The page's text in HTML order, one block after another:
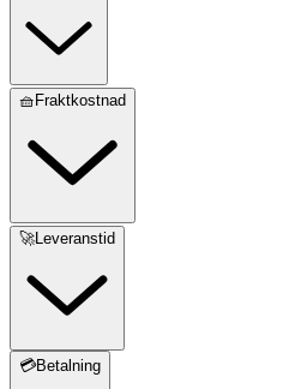
🧺Fraktkostnad
🚀Leveranstid
💳Betalning